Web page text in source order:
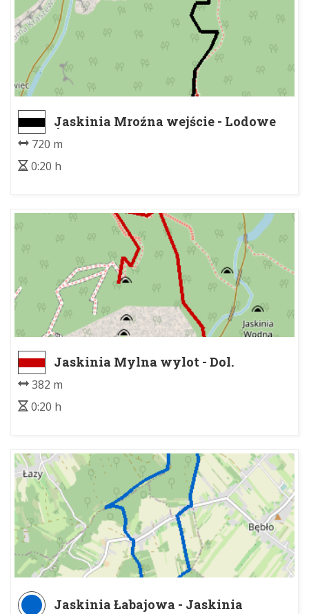
Jaskinia Mroźna wejście - Lodowe
Źródło
720 m
0:20 h
Jaskinia Mylna wylot - Dol.
Kościeliska, zejście z J. Mylnej
382 m
0:20 h
Jaskinia Łabajowa - Jaskinia